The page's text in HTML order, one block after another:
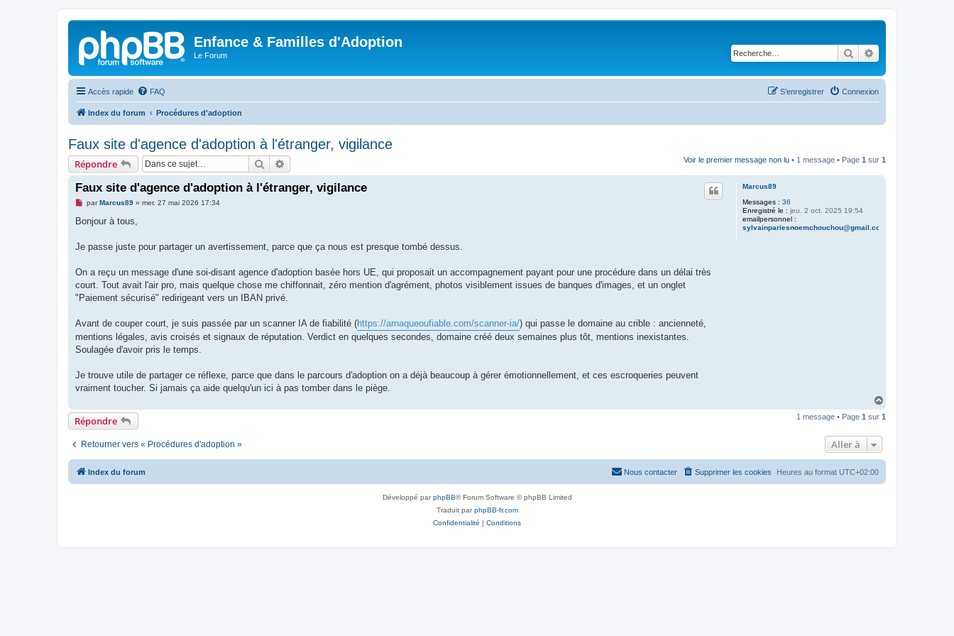
Enfance & Familles d'Adoption
Le Forum Rechercher
Accès rapide FAQ Connexion
S’enregistrer
Index du forum Procédures d'adoption
Faux site d'agence d'adoption à l'étranger, vigilance
Répondre Rechercher Voir le premier message non lu • 1 message • Page 1 sur 1
Marcus89
Messages : 36
Enregistré le : jeu. 2 oct. 2025 19:54
emailpersonnel :
sylvainpariesnoemchouchou@gmail.com
Faux site d'agence d'adoption à l'étranger, vigilance
M
s
g
o
l
u
parMarcus89» mer. 27 mai 2026 17:34
Bonjour à tous,
Je passe juste pour partager un avertissement, parce que ça nous est presque tombé dessus.
On a reçu un message d'une soi-disant agence d'adoption basée hors UE, qui proposait un accompagnement payant pour une procédure dans un délai très
court. Tout avait l'air pro, mais quelque chose me chiffonnait, zéro mention d'agrément, photos visiblement issues de banques d'images, et un onglet
"Paiement sécurisé" redirigeant vers un IBAN privé.
Avant de couper court, je suis passée par un scanner IA de fiabilité (https://arnaqueoufiable.com/scanner-ia/) qui passe le domaine au crible : ancienneté,
mentions légales, avis croisés et signaux de réputation. Verdict en quelques secondes, domaine créé deux semaines plus tôt, mentions inexistantes.
Soulagée d'avoir pris le temps.
Je trouve utile de partager ce réflexe, parce que dans le parcours d'adoption on a déjà beaucoup à gérer émotionnellement, et ces escroqueries peuvent
vraiment toucher. Si jamais ça aide quelqu'un ici à pas tomber dans le piège.
u
Répondre 1 message • Page 1 sur 1
Retourner vers « Procédures d'adoption » Aller à
Index du forum Heures au format UTC+02:00
Supprimer les cookies
Nous contacter
Développé parphpBB® Forum Software © phpBB Limited
Traduit parphpBB-fr.com
Confidentialité | Conditions